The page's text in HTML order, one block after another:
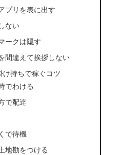
プリを表に出す
ない
ークは隠す
間違えて挨拶しない
け持ちで稼ぐコツ
でわける
で配達
で待機
地勘をつける